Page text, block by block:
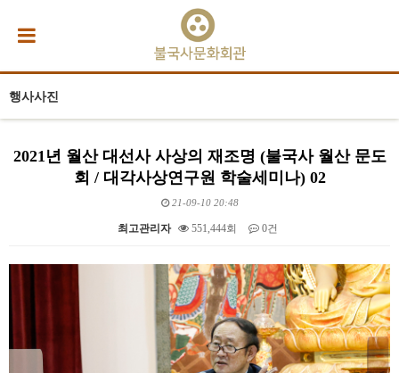
행사사진
2021년 월산 대선사 사상의 재조명 (불국사 월산 문도
회 / 대각사상연구원 학술세미나) 02
21-09-10 20:48
최고관리자 551,444회 0건